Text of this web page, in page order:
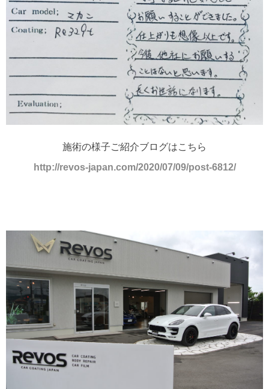
施術の様子ご紹介ブログはこちら
http://revos-japan.com/2020/07/09/post-6812/